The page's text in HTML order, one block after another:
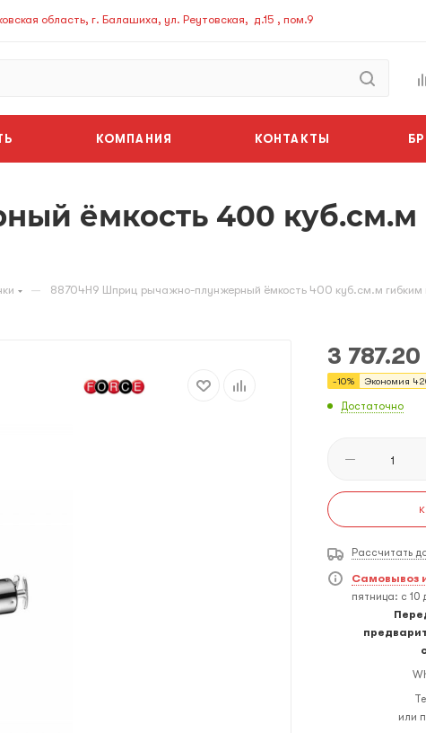
область, г. Балашиха, ул. Реутовская, д.15 , пом.9
КОМПАНИЯ КОНТАКТЫ
ёмкость 400 куб.см.м
— 88704H9 Шприц рычажно-плунжерный ёмкость 400 куб.см.м
3 787.20
-10% Экономия
Достаточно
Рассчитать
Самовывоз
пятница: с 10
или